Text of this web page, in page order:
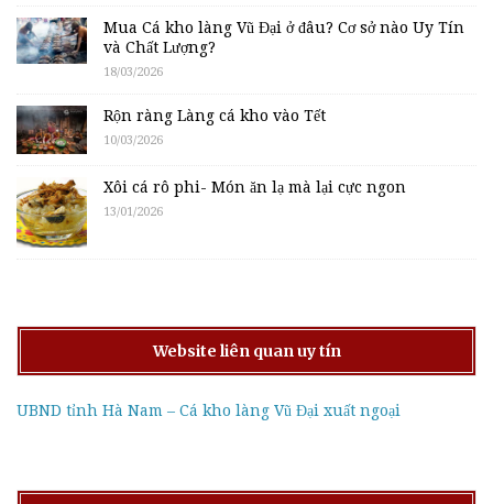
Mua Cá kho làng Vũ Đại ở đâu? Cơ sở nào Uy Tín
và Chất Lượng?
18/03/2026
Rộn ràng Làng cá kho vào Tết
10/03/2026
Xôi cá rô phi- Món ăn lạ mà lại cực ngon
13/01/2026
Website liên quan uy tín
UBND tỉnh Hà Nam – Cá kho làng Vũ Đại xuất ngoại